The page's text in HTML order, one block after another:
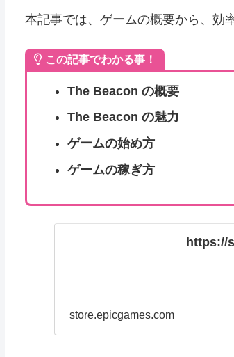
本記事では、ゲームの概要から、効
この記事でわかる事！
The Beacon の概要
The Beacon の魅力
ゲームの始め方
ゲームの稼ぎ方
https://
store.epicgames.com